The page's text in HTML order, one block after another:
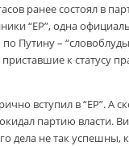
ранее состоял в
“ЕР”, одна
Путину –
к статусу
вступил в “ЕР”. А
партию власти.
дела не так успешны,